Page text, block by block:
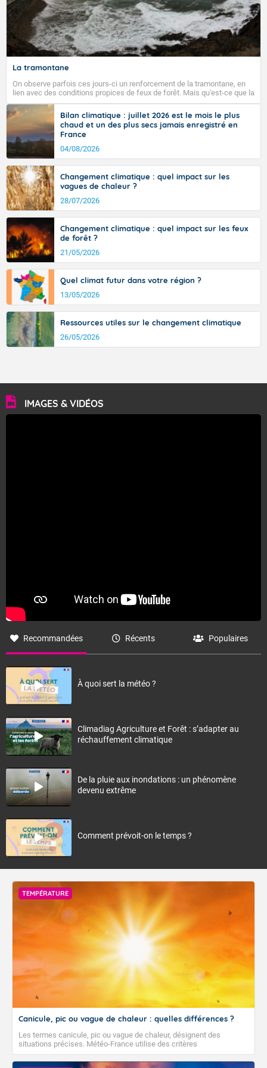
La tramontane
On observe parfois ces jours-ci un renforcement de la tramontane, en
lien avec des conditions propices de feux de forêt. Mais qu'est-ce que la
tramontane ? Quelles sont ses caractéristiques ? La tramontane est un
vent turbulent soufflant de secteur nord-ouest à nord, ou ouest à nord-
ouest, dans un secteur qui part du Roussillon à la vallée de l’Aude et à
l’ouest de l’Hérault. L’étymologie de ce vent vient du latin trasmontanus,
signifiant au-delà des monts, en allusion aux régions montagneuses
d’où provient ce vent.
Bilan climatique : juillet 2026 est le mois le plus
chaud et un des plus secs jamais enregistré en
France
04/08/2026
Changement climatique : quel impact sur les
vagues de chaleur ?
28/07/2026
Changement climatique : quel impact sur les feux
de forêt ?
21/05/2026
Quel climat futur dans votre région ?
13/05/2026
Ressources utiles sur le changement climatique
26/05/2026
IMAGES & VIDÉOS
Recommandées Récents Populaires
À quoi sert la météo ?
Climadiag Agriculture et Forêt : s’adapter au
réchauffement climatique
De la pluie aux inondations : un phénomène
devenu extrême
Comment prévoit-on le temps ?
TEMPÉRATURE
Canicule, pic ou vague de chaleur : quelles différences ?
Les termes canicule, pic ou vague de chaleur, désignent des
situations précises. Météo-France utilise des critères
climatologiques pour évaluer et qualifier les épisodes de chaleur qui
peuvent avoir des impacts sanitaires et socio-économiques